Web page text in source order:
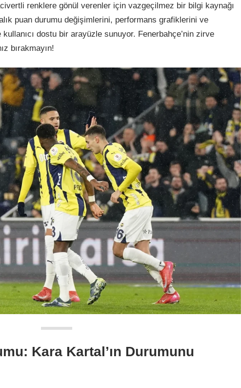
renklere gönül verenler için vazgeçilmez bir bilgi kaynağı
puan durumu değişimlerini, performans grafiklerini ve
dostu bir arayüzle sunuyor. Fenerbahçe’nin zirve
bırakmayın!
Kara Kartal’ın Durumunu